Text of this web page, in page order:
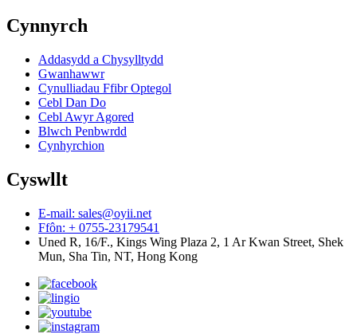
Cynnyrch
Addasydd a Chysylltydd
Gwanhawwr
Cynulliadau Ffibr Optegol
Cebl Dan Do
Cebl Awyr Agored
Blwch Penbwrdd
Cynhyrchion
Cyswllt
E-mail: sales@oyii.net
Ffôn: + 0755-23179541
Uned R, 16/F., Kings Wing Plaza 2, 1 Ar Kwan Street, Shek
Mun, Sha Tin, NT, Hong Kong